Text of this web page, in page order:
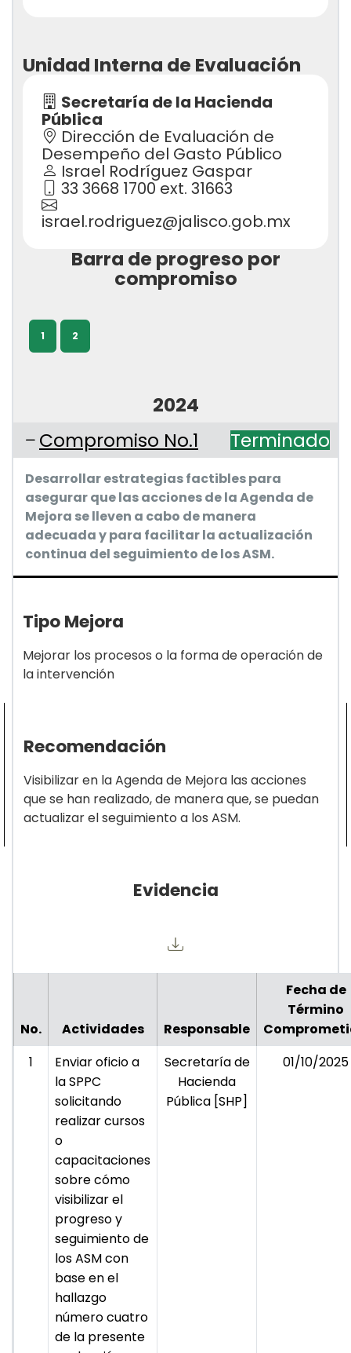
Unidad Interna de Evaluación
Secretaría de la Hacienda
Pública
Dirección de Evaluación de
Desempeño del Gasto Público
Israel Rodríguez Gaspar
33 3668 1700 ext. 31663
israel.rodriguez@jalisco.gob.mx
Barra de progreso por
compromiso
1 2
2024
Compromiso No.1
Terminado
Desarrollar estrategias factibles para
asegurar que las acciones de la Agenda de
Mejora se lleven a cabo de manera
adecuada y para facilitar la actualización
continua del seguimiento de los ASM.
Tipo Mejora
Mejorar los procesos o la forma de operación de
la intervención
Recomendación
Visibilizar en la Agenda de Mejora las acciones
que se han realizado, de manera que, se puedan
actualizar el seguimiento a los ASM.
Evidencia
No. Actividades Responsable
Fecha de
Término
1
Enviar oficio a
la SPPC
solicitando
realizar cursos
o
capacitaciones
sobre cómo
visibilizar el
progreso y
seguimiento de
los ASM con
base en el
hallazgo
número cuatro
de la presente
Secretaría de
Hacienda
Pública [SHP]
01/10/2025